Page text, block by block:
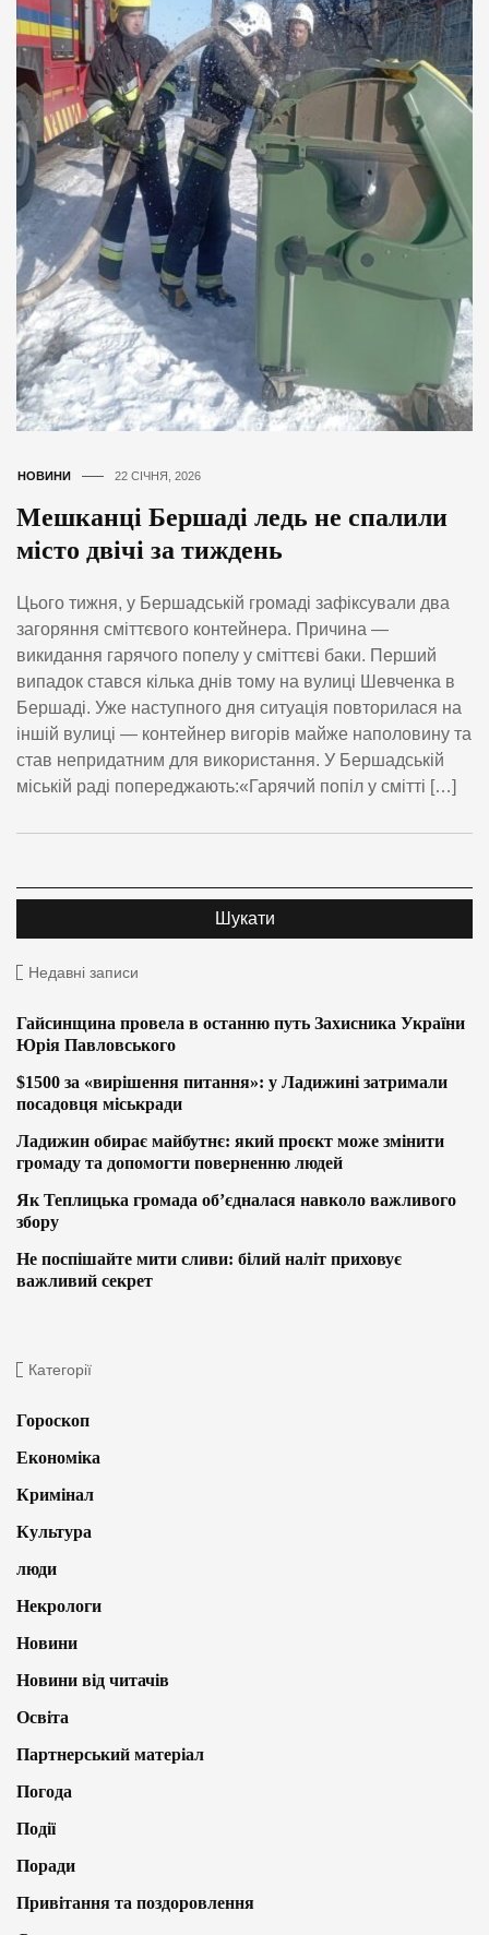
НОВИНИ 22 СІЧНЯ, 2026
Мешканці Бершаді ледь не спалили
місто двічі за тиждень
Цього тижня, у Бершадській громаді зафіксували два
загоряння сміттєвого контейнера. Причина —
викидання гарячого попелу у сміттєві баки. Перший
випадок стався кілька днів тому на вулиці Шевченка в
Бершаді. Уже наступного дня ситуація повторилася на
іншій вулиці — контейнер вигорів майже наполовину та
став непридатним для використання. У Бершадській
міській раді попереджають:«Гарячий попіл у смітті […]
Недавні записи
Гайсинщина провела в останню путь Захисника України
Юрія Павловського
$1500 за «вирішення питання»: у Ладижині затримали
посадовця міськради
Ладижин обирає майбутнє: який проєкт може змінити
громаду та допомогти поверненню людей
Як Теплицька громада об’єдналася навколо важливого
збору
Не поспішайте мити сливи: білий наліт приховує
важливий секрет
Категорії
Гороскоп
Економіка
Кримінал
Культура
люди
Некрологи
Новини
Новини від читачів
Освіта
Партнерський матеріал
Погода
Події
Поради
Привітання та поздоровлення